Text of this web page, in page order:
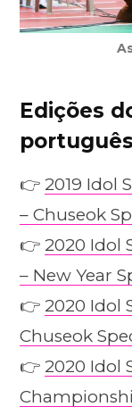
Edições
👉 2019 Idol
– Chuseok
👉 2020 Idol
– New Year
👉 2020 Idol
Chuseok
👉 2020 Idol